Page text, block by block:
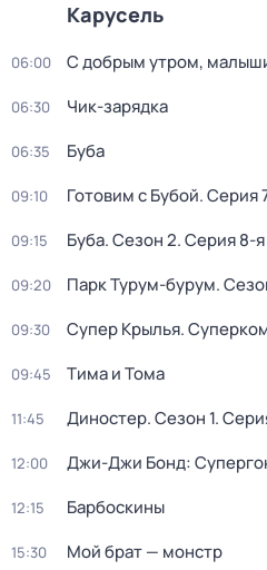
Карусель
06:00 С добрым утром,
06:30 Чик-зарядка
06:35 Буба
09:10 Готовим с Бубой. Серия
09:15 Буба. Сезон 2. Серия 8-я
09:20 Парк Турум-бурум.
09:30 Супер Крылья.
09:45 Тима и Тома
11:45 Диностер. Сезон 1.
12:00 Джи-Джи Бонд:
12:15 Барбоскины
15:30 Мой брат — монстр